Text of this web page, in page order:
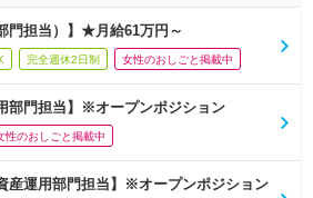
門担当）】★月給61万円～
完全週休2日制 女性のおしごと掲載中
部門担当】※オープンポジション
性のおしごと掲載中
産運用部門担当】※オープンポジション